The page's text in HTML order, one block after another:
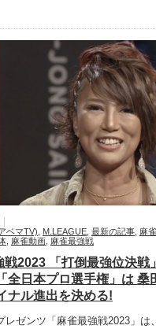
ベマTV)
M.LEAGUE 最新の記事 麻
麻雀動画 麻雀最強戦
戦2023 「打倒最強位決戦
全日本プロ選手権」は 桑
ナル進出を決める!
レゼンツ「麻雀最強戦2023」は